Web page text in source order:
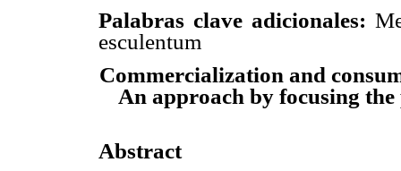
Palabras clave adicionales:
esculentum
Commercialization and
An approach by focusing
Abstract